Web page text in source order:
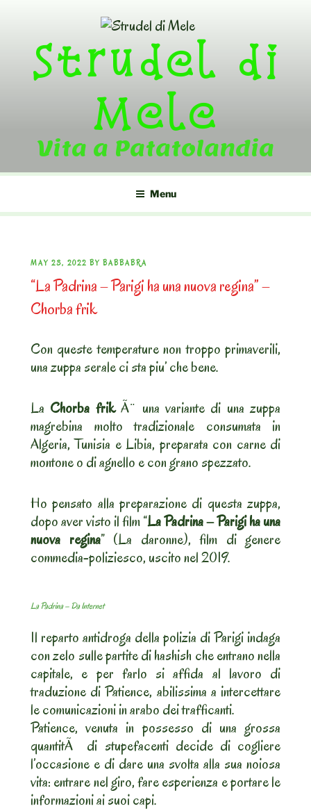
contentStrudel di
Mele
Vita a Patatolandia
Menu
POSTED
ON
MAY 23, 2022 BY BABBABRA
“La Padrina – Parigi ha una nuova regina” –
Chorba frik
Con queste temperature non troppo primaverili,
una zuppa serale ci sta piu’ che bene.
La Chorba frikÃ¨ una variante di una zuppa
magrebina molto tradizionale consumata in
Algeria, Tunisia e Libia, preparata con carne di
montone o di agnello e con grano spezzato.
Ho pensato alla preparazione di questa zuppa,
dopo aver visto il film “La Padrina – Parigi ha una
nuova regina” (La daronne), film di genere
commedia-poliziesco, uscito nel 2019.
La Padrina – Da Internet
Il reparto antidroga della polizia di Parigi indaga
con zelo sulle partite di hashish che entrano nella
capitale, e per farlo si affida al lavoro di
traduzione di Patience, abilissima a intercettare
le comunicazioni in arabo dei trafficanti.
Patience, venuta in possesso di una grossa
quantitÃ di stupefacenti decide di cogliere
l’occasione e di dare una svolta alla sua noiosa
vita: entrare nel giro, fare esperienza e portare le
informazioni ai suoi capi.